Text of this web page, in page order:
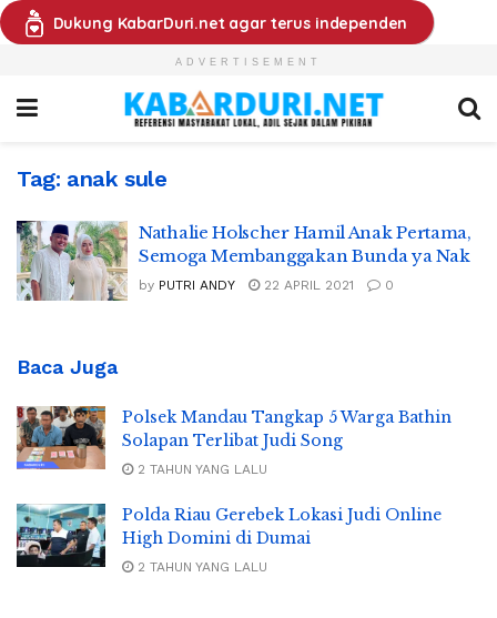
Dukung KabarDuri.net agar terus independen
ADVERTISEMENT
Tag: anak sule
Nathalie Holscher Hamil Anak Pertama,
Semoga Membanggakan Bunda ya Nak
by PUTRI ANDY 22 APRIL 2021 0
Baca Juga
Polsek Mandau Tangkap 5 Warga Bathin
Solapan Terlibat Judi Song
2 TAHUN YANG LALU
Polda Riau Gerebek Lokasi Judi Online
High Domini di Dumai
2 TAHUN YANG LALU